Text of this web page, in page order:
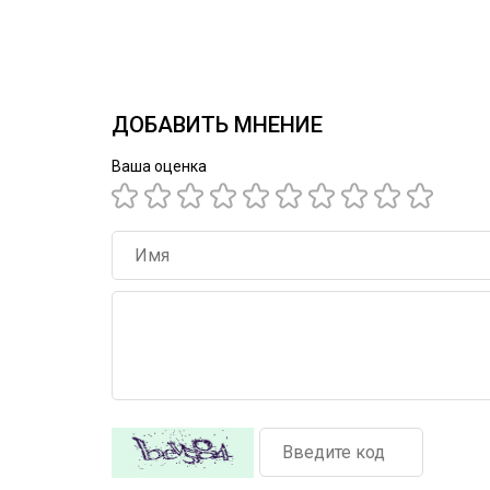
ДОБАВИТЬ МНЕНИЕ
Ваша оценка